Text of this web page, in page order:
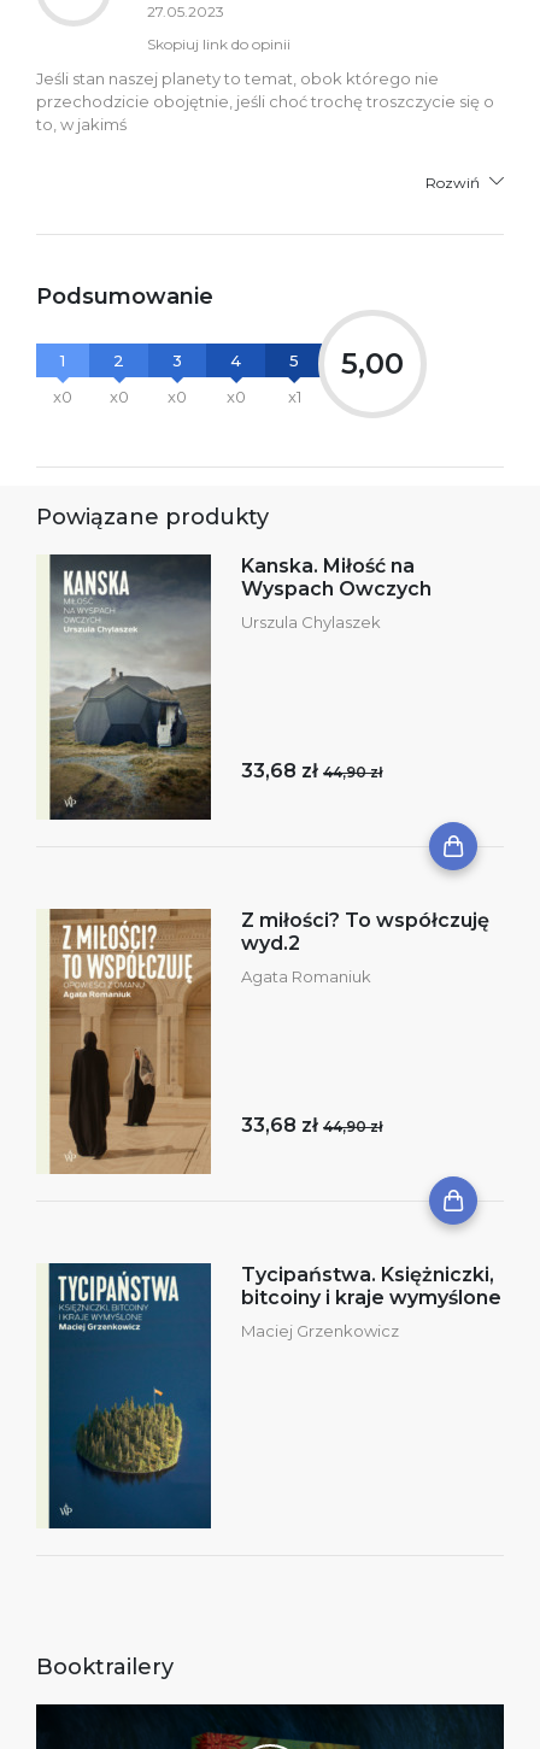
27.05.2023
Skopiuj link do opinii
Jeśli stan naszej planety to temat, obok którego nie
przechodzicie obojętnie, jeśli choć trochę troszczycie się o
to, w jakimś
Rozwiń
Podsumowanie
1
x0
2
x0
3
x0
4
x0
5
x1
5,00
Powiązane produkty
Kanska. Miłość na
Wyspach Owczych
Urszula Chylaszek
33,68 zł 44,90 zł
Z miłości? To współczuję
wyd.2
Agata Romaniuk
33,68 zł 44,90 zł
Tycipaństwa. Księżniczki,
bitcoiny i kraje wymyślone
Maciej Grzenkowicz
Booktrailery